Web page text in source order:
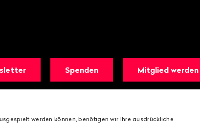
Spenden Mitglied werden
werden können, benötigen wir Ihre ausdrückliche